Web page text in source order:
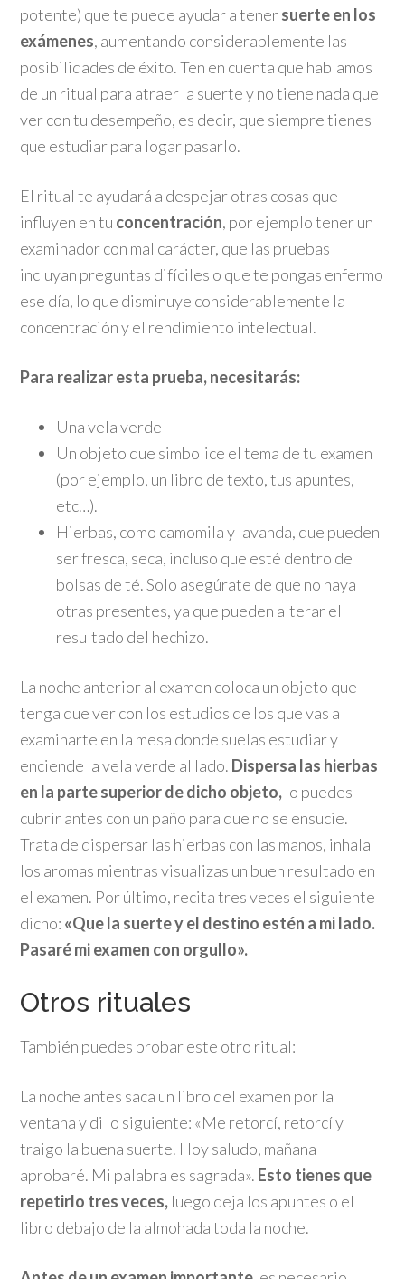
potente) que te puede ayudar a tenersuerte en los
exámenes, aumentando considerablemente las
posibilidades de éxito. Ten en cuenta que hablamos
de un ritual para atraer la suerte y no tiene nada que
ver con tu desempeño, es decir, que siempre tienes
que estudiar para logar pasarlo.
El ritual te ayudará a despejar otras cosas que
influyen en tu concentración, por ejemplo tener un
examinador con mal carácter, que las pruebas
incluyan preguntas difíciles o que te pongas enfermo
ese día, lo que disminuye considerablemente la
concentración y el rendimiento intelectual.
Para realizar esta prueba, necesitarás:
Una vela verde
Un objeto que simbolice el tema de tu examen
(por ejemplo, un libro de texto, tus apuntes,
etc…).
Hierbas, como camomila y lavanda, que pueden
ser fresca, seca, incluso que esté dentro de
bolsas de té. Solo asegúrate de que no haya
otras presentes, ya que pueden alterar el
resultado del hechizo.
La noche anterior al examen coloca un objeto que
tenga que ver con los estudios de los que vas a
examinarte en la mesa donde suelas estudiar y
enciende la vela verde al lado. Dispersa las hierbas
en la parte superior de dicho objeto, lo puedes
cubrir antes con un paño para que no se ensucie.
Trata de dispersar las hierbas con las manos, inhala
los aromas mientras visualizas un buen resultado en
el examen. Por último, recita tres veces el siguiente
dicho: «Que la suerte y el destino estén a mi lado.
Pasaré mi examen con orgullo».
Otros rituales
También puedes probar este otro ritual:
La noche antes saca un libro del examen por la
ventana y di lo siguiente: «Me retorcí, retorcí y
traigo la buena suerte. Hoy saludo, mañana
aprobaré. Mi palabra es sagrada». Esto tienes que
repetirlo tres veces, luego deja los apuntes o el
libro debajo de la almohada toda la noche.